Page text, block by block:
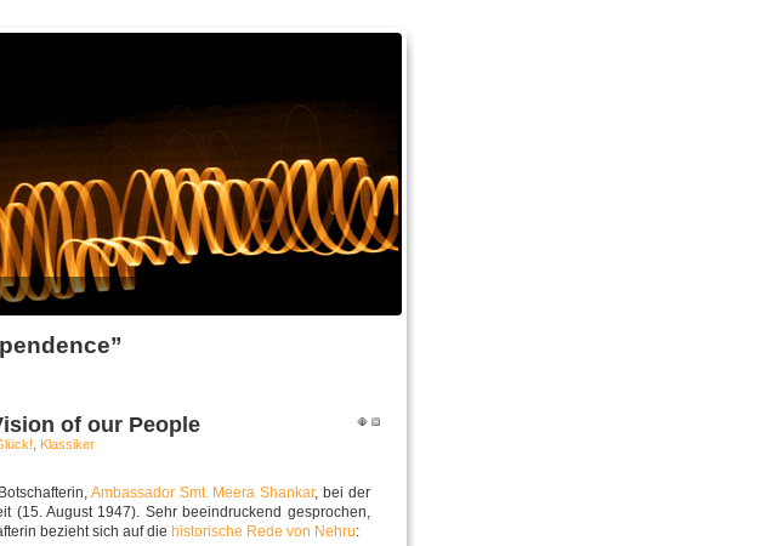
of our People
Klassiker
Ambassador Smt. Meera Shankar, bei der
(15. August 1947). Sehr beeindruckend gesprochen,
bezieht sich auf die historische Rede von Nehru: